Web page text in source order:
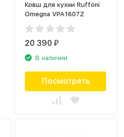
Ковш для кухни Ruffoni
Omegna VPA1607Z
20 390₽
В наличии
Посмотреть